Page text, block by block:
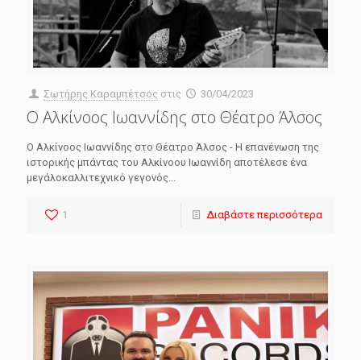
Σωτήρης Καραμπέτσος στις 30/04/2023
Ο Αλκίνοος Ιωαννίδης στο Θέατρο Άλσος
Ο Αλκίνοος Ιωαννίδης στο Θέατρο Άλσος - Η επανένωση της
ιστορικής μπάντας του Αλκίνοου Ιωαννίδη αποτέλεσε ένα
μεγάλοκαλλιτεχνικό γεγονός...
1 Διαβάστε περισσότερα